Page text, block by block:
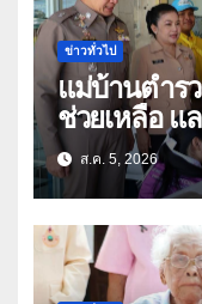
ข่าวทั่วไป
แม่บ้านตำร
ช่วยเหลือ แ
ธิดา ข้าราชการตำรวจจังหวัด
อุทัยธานี
ส.ค. 5, 2026